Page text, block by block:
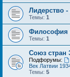
Лидерство
Темы: 1
Философия
Темы: 1
Cоюз стран
Подфорумы:
Век Латвии
Темы: 5